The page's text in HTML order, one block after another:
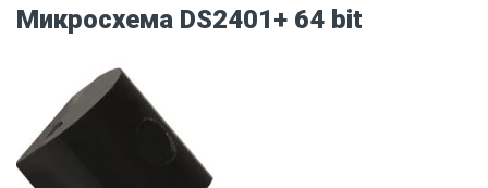
Микросхема DS2401+ 64 bit